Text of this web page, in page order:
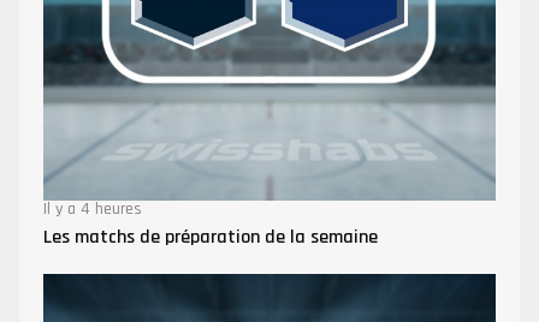
Il y a 4 heures
Les matchs de préparation de la semaine